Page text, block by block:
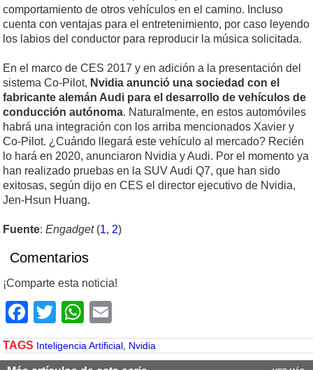
comportamiento de otros vehículos en el camino. Incluso
cuenta con ventajas para el entretenimiento, por caso leyendo
los labios del conductor para reproducir la música solicitada.
En el marco de CES 2017 y en adición a la presentación del
sistema Co-Pilot, Nvidia anunció una sociedad con el
fabricante alemán Audi para el desarrollo de vehículos de
conducción autónoma. Naturalmente, en estos automóviles
habrá una integración con los arriba mencionados Xavier y
Co-Pilot. ¿Cuándo llegará este vehículo al mercado? Recién
lo hará en 2020, anunciaron Nvidia y Audi. Por el momento ya
han realizado pruebas en la SUV Audi Q7, que han sido
exitosas, según dijo en CES el director ejecutivo de Nvidia,
Jen-Hsun Huang.
Fuente: Engadget(1, 2)
Comentarios
¡Comparte esta noticia!
Facebook
TwitterWhatsApp
TAGS Inteligencia Artificial Nvidia